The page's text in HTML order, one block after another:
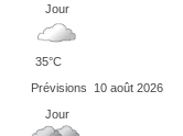
Jour
35°C
Prévisions
10 août 2026
Jour